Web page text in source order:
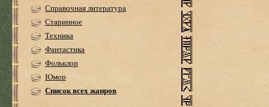
Справочная литература
Старинное
Техника
Фантастика
Фольклор
Юмор
Список всех жанров